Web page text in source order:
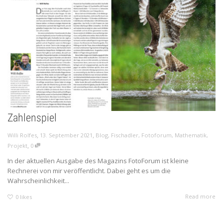
Zahlenspiel
Willi Rolfes, 13. September 2021 , Blog, Fischadler, Fotoforum, Mathematik,
Projekt, 0
In der aktuellen Ausgabe des Magazins FotoForum ist kleine
Rechnerei von mir veröffentlicht. Dabei geht es um die
Wahrscheinlichkeit...
0 likes Read more